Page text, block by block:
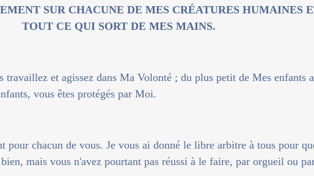
SUR CHACUNE DE MES CRÉATURES HUMAINES
TOUT CE QUI SORT DE MES MAINS.
travaillez et agissez dans Ma Volonté ; du plus petit de Mes enfants
vous êtes protégés par Moi.
pour chacun de vous. Je vous ai donné le libre arbitre à tous pour
mais vous n'avez pourtant pas réussi à le faire, par orgueil ou